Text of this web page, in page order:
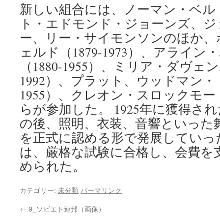
新しい組合には、ノーマン・ベ
ト・エドモンド・ジョーンズ、
ー、リー・サイモンソンのほか
ェルド（1879-1973）、アライン
（1880-1955）、ミリア・ダヴェ
1992）、プラット、ウッドマン
1955）、クレオン・スロックモー
らが参加した。 1925年に獲得さ
の後、照明、衣装、音響といった
を正式に認める形で発展してい
は、厳格な試験に合格し、会費
められた。
カテゴリー: 未分類 パーマリンク
← 9_ソビエト連邦（画像）